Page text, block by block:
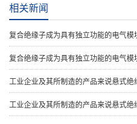
相关新闻
复合绝缘子成为具有独立功能的电气模
复合绝缘子成为具有独立功能的电气模
工业企业及其所制造的产品来说悬式绝
工业企业及其所制造的产品来说悬式绝